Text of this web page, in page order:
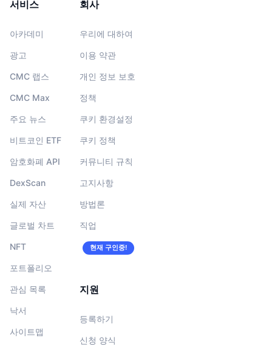
서비스
아카데미
광고
CMC 랩스
CMC Max
주요 뉴스
비트코인 ETF
암호화폐 API
DexScan
실제 자산
글로벌 차트
NFT
포트폴리오
관심 목록
낙서
사이트맵
회사
우리에 대하여
이용 약관
개인 정보 보호
정책
쿠키 환경설정
쿠키 정책
커뮤니티 규칙
고지사항
방법론
직업
현재 구인중!
지원
등록하기
신청 양식